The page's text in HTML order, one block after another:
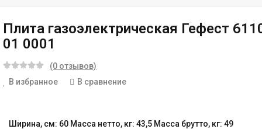
Плита газоэлектрическая Гефест
01 0001
(0 отзывов)
В избранное
В сравнение
Ширина, см: 60 Масса нетто, кг: 43,5 Масса брутто, кг: 49